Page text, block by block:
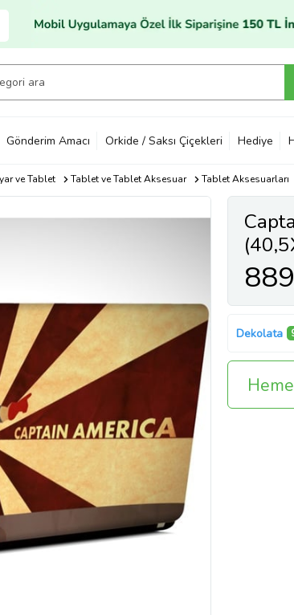
Gönderim Amacı Orkide / Saksı Çiçekleri Hediye
ve Tablet Tablet ve Tablet Aksesuar Tablet Aksesuarları
889
Dekolata